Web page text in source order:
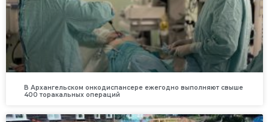
В Архангельском онкодиспансере ежегодно выполняют свыше
400 торакальных операций